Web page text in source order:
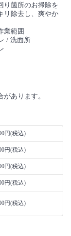
り箇所のお掃除を
リ除去し、爽やか
業範囲
/ 洗面所
あります。
円(税込)
円(税込)
円(税込)
円(税込)
円(税込)